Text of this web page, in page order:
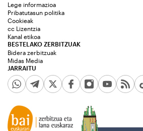
JARRAITU
Lege informazioa
Pribatutasun politika
Cookieak
cc Lizentzia
Kanal etikoa
BESTELAKO ZERBITZUAK
Bidera zerbitzuak
Midas Media